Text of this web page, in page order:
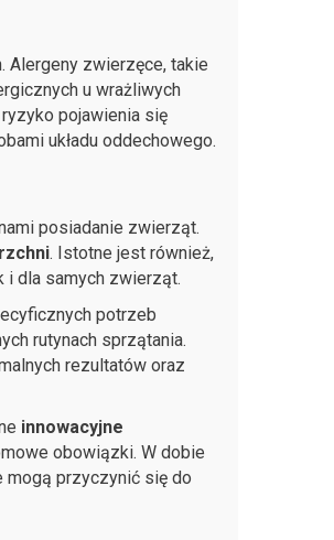
Alergeny zwierzęce, takie
u wrażliwych
pojawienia się
układu oddechowego.
posiadanie zwierząt.
. Istotne jest również,
i dla samych zwierząt.
potrzeb
rutynach sprzątania.
rezultatów oraz
innowacyjne
obowiązki. W dobie
mogą przyczynić się do